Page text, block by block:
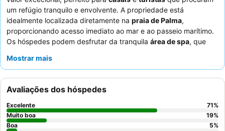
um refúgio tranquilo e envolvente. A propriedade está
idealmente localizada diretamente na praia de Palma,
proporcionando acesso imediato ao mar e ao passeio marítimo.
Os hóspedes podem desfrutar da tranquila área de spa, que
piscina fria, uma piscina e um jacuzzi. Os
profissionalismo e simpatia, complementando o muito apreciado
buffet de pequeno-almoçocom a sua vasta seleção e vistas
para o mar. Para uma experiência verdadeiramente memorável,
considere visitar a
e o bar para desfrutar
de vistas deslumbrantes.
Mostrar mais
Avaliações dos hóspedes
Excelente 71%
Muito boa
19%
Boa
5%